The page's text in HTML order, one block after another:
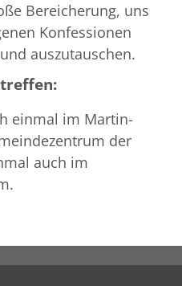
Be­reicherung, uns
Konfessionen
auszu­tauschen.
einmal im Martin-
der
auch im